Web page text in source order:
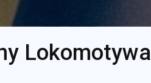
Lokomotywa